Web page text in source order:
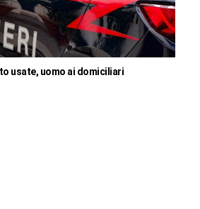
usate, uomo ai domiciliari